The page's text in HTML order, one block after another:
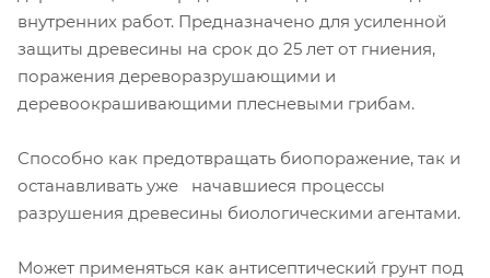
внутренних работ. Предназначено для усиленной
защиты древесины на срок до 25 лет от гниения,
поражения дереворазрушающими и
деревоокрашивающими плесневыми грибам.
Способно как предотвращать биопоражение, так и
останавливать уже начавшиеся процессы
разрушения древесины биологическими агентами.
Может применяться как антисептический грунт под